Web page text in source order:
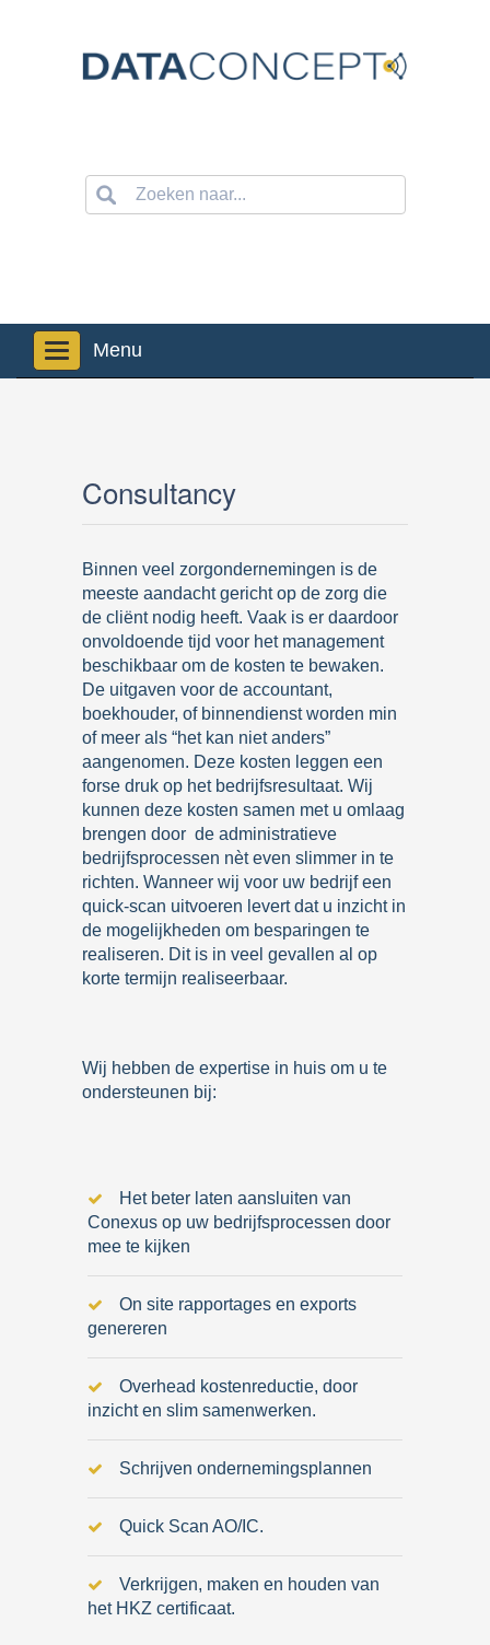
Navigation
Consultancy
Binnen veel zorgondernemingen is de
meeste aandacht gericht op de zorg die
de cliënt nodig heeft. Vaak is er daardoor
onvoldoende tijd voor het management
beschikbaar om de kosten te bewaken.
De uitgaven voor de accountant,
boekhouder, of binnendienst worden min
of meer als “het kan niet anders”
aangenomen. Deze kosten leggen een
forse druk op het bedrijfsresultaat. Wij
kunnen deze kosten samen met u omlaag
brengen door de administratieve
bedrijfsprocessen nèt even slimmer in te
richten. Wanneer wij voor uw bedrijf een
quick-scan uitvoeren levert dat u inzicht in
de mogelijkheden om besparingen te
realiseren. Dit is in veel gevallen al op
korte termijn realiseerbaar.
Wij hebben de expertise in huis om u te
ondersteunen bij:
Het beter laten aansluiten van
Conexus op uw bedrijfsprocessen door
mee te kijken
On site rapportages en exports
genereren
Overhead kostenreductie, door
inzicht en slim samenwerken.
Schrijven ondernemingsplannen
Quick Scan AO/IC.
Verkrijgen, maken en houden van
het HKZ certificaat.